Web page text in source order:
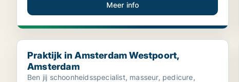
Meer info
Praktijk in Amsterdam Westpoort, Amsterdam
Praktijk in Amsterdam Westpoort,
Amsterdam
Ben jij schoonheidsspecialist, masseur, pedicure,